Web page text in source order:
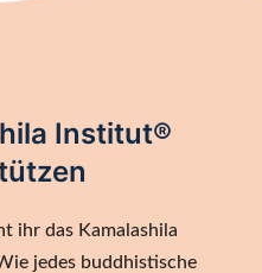
Institut®
ihr das Kamalashila
jedes buddhistische